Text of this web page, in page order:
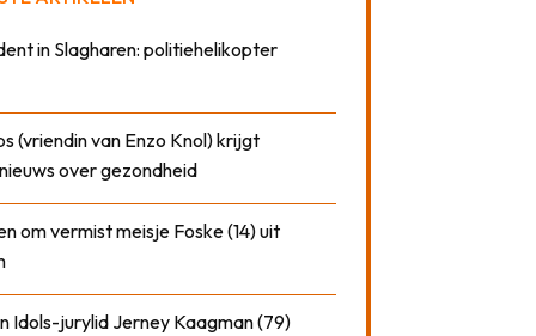
in Slagharen: politiehelikopter
(vriendin van Enzo Knol) krijgt
over gezondheid
om vermist meisje Foske (14) uit
Idols-jurylid Jerney Kaagman (79)